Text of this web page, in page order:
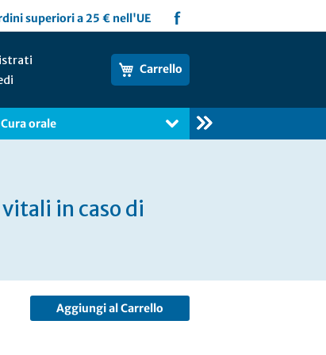
superiori a 25 € nell'UE f
Carrello
Cura orale Libri
in caso di
Aggiungi al Carrello